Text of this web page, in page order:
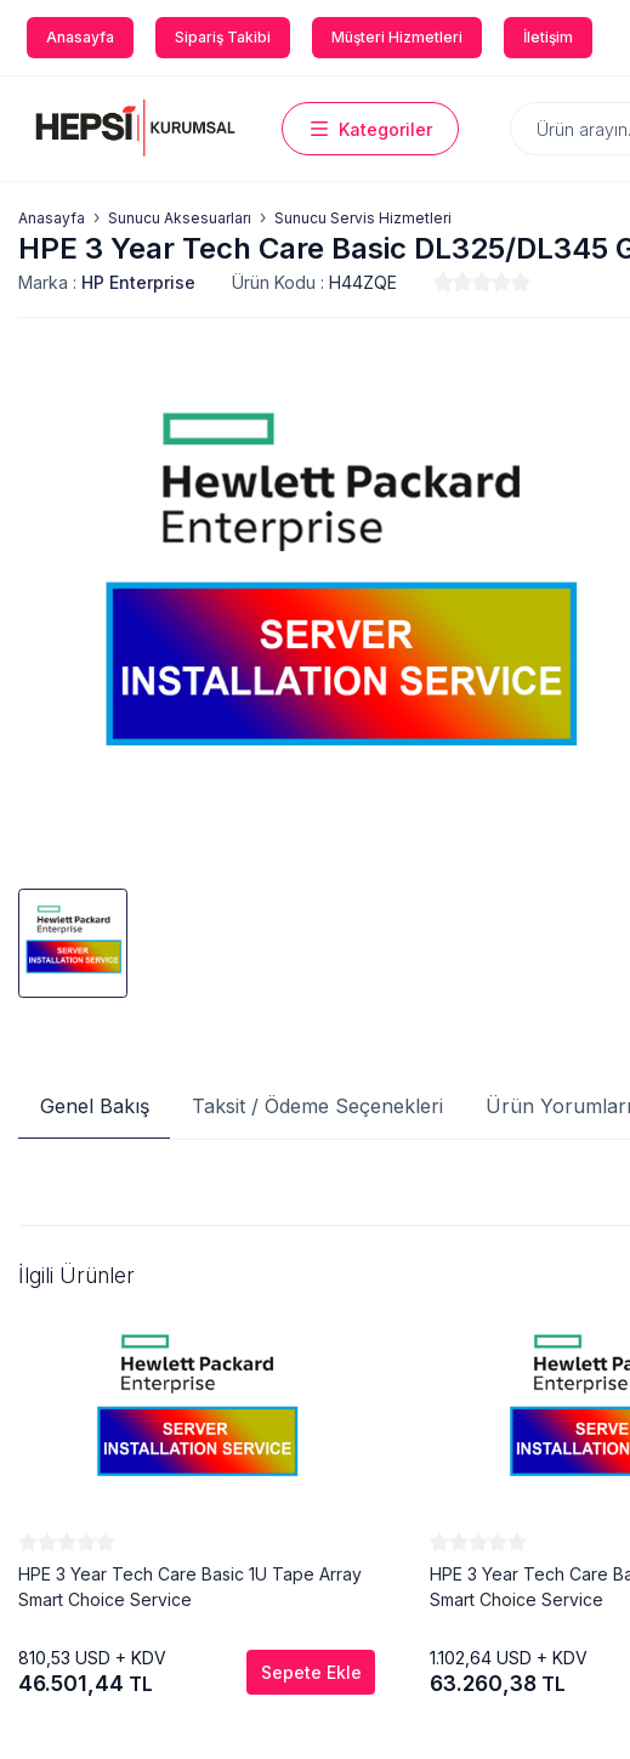
Anasayfa Sipariş Takibi Müşteri Hizmetleri İletişim
Kategoriler
Anasayfa Sunucu Aksesuarları Sunucu Servis Hizmetleri
HPE 3 Year Tech Care Basic DL325/DL345
Marka : HP Enterprise Ürün Kodu : H44ZQE
Genel Bakış Taksit / Ödeme Seçenekleri Ürün Yorumları
İlgili Ürünler
HPE 3 Year Tech Care Basic 1U Tape Array
Smart Choice Service
810,53 USD + KDV
46.501,44 TL Sepete Ekle
HPE 3 Year Tech Care
Smart Choice Service
1.102,64USD + KDV
63.260,38 TL